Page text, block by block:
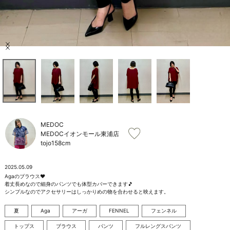
店舗検索
ご利用ガイド/ヘルプ
Item
MEDOC
MEDOCイオンモール東浦店
tojo158cm
2025.05.09
Agaのブラウス❤️
着丈長めなので細身のパンツでも体型カバーできます🎵
シンプルなのでアクセサリーはしっかりめの物を合わせると映えます。
夏 Aga アーガ FENNEL フェンネル
トップス ブラウス パンツ フルレングスパンツ